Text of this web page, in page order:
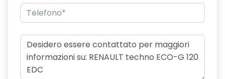
HAR02
intelligent speed assist assistenza al superamento dei limiti
di velocità
kit gonfiaggio pneumatici